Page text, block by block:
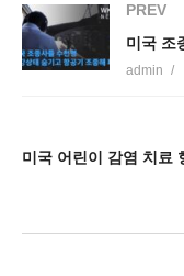
PREV
admin